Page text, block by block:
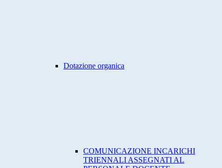
Dotazione organica
COMUNICAZIONE INCARICHI
TRIENNALI ASSEGNATI AL